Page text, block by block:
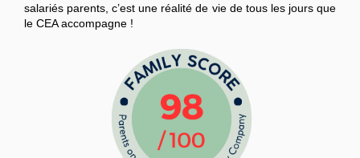
salariés parents, c’est une réalité de vie de tous les jours que
le CEA accompagne !